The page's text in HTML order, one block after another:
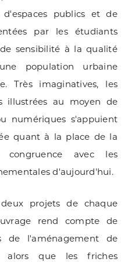
d'espaces publics et de
par les étudiants
sensibilité à la qualité
population urbaine
Très imaginatives, les
illustrées au moyen de
numériques s'appuient
quant à la place de la
avec les
d'aujourd'hui.
projets de chaque
rend compte de
de l'aménagement de
alors que les friches